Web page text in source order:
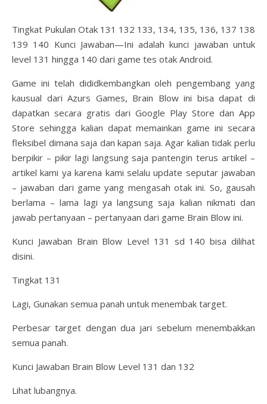
Tingkat Pukulan Otak 131 132 133, 134, 135, 136, 137 138
139 140 Kunci Jawaban—Ini adalah kunci jawaban untuk
level 131 hingga 140 dari game tes otak Android.
Game ini telah dididkembangkan oleh pengembang yang
kausual dari Azurs Games, Brain Blow ini bisa dapat di
dapatkan secara gratis dari Google Play Store dan App
Store sehingga kalian dapat memainkan game ini secara
fleksibel dimana saja dan kapan saja. Agar kalian tidak perlu
berpikir – pikir lagi langsung saja pantengin terus artikel –
artikel kami ya karena kami selalu update seputar jawaban
– jawaban dari game yang mengasah otak ini. So, gausah
berlama – lama lagi ya langsung saja kalian nikmati dan
jawab pertanyaan – pertanyaan dari game Brain Blow ini.
Kunci Jawaban Brain Blow Level 131 sd 140 bisa dilihat
disini.
Tingkat 131
Lagi, Gunakan semua panah untuk menembak target.
Perbesar target dengan dua jari sebelum menembakkan
semua panah.
Kunci Jawaban Brain Blow Level 131 dan 132
Lihat lubangnya.